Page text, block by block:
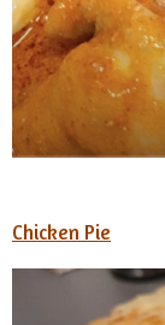
Chicken Pie